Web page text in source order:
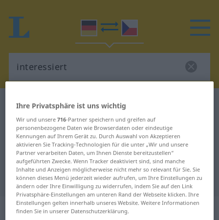
Deutsch-Tschechisch Wörterbuch
Deutsch-Tschechisch Übersetzung
für "interessiert"
"interessiert" Tschechisch
Übersetzung
„interessiert“
Ihre Privatsphäre ist uns wichtig
Wir und unsere716-Partner speichern und greifen auf
personenbezogene Daten wie Browserdaten oder eindeutige
Kennungen auf Ihrem Gerät zu. Durch Auswahl von Akzeptieren
aktivieren Sie Tracking-Technologien für die unter „Wir und unsere
Partner verarbeiten Daten, um Ihnen Dienste bereitzustellen“
aufgeführten Zwecke. Wenn Tracker deaktiviert sind, sind manche
Inhalte und Anzeigen möglicherweise nicht mehr so relevant für Sie. Sie
können dieses Menü jederzeit wieder aufrufen, um Ihre Einstellungen zu
ändern oder Ihre Einwilligung zu widerrufen, indem Sie auf den Link
Privatsphäre-Einstellungen am unteren Rand der Webseite klicken. Ihre
Einstellungen gelten innerhalb unseres Website. Weitere Informationen
finden Sie in unserer Datenschutzerklärung.